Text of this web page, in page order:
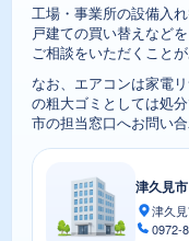
工場・事業所の設備入
戸建ての買い替えなど
ご相談をいただくことが
なお、エアコンは家電
の粗大ゴミとしては処
市の担当窓口へお問い合
津久見
津久
0972-